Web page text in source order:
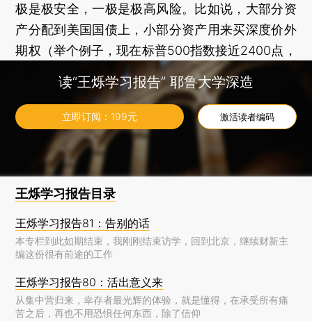
极是极安全，一极是极高风险。比如说，大部分资
产分配到美国国债上，小部分资产用来买深度价外
期权（举个例子，现在标普500指数接近2400点，
买在标普指数1500点行权的看空期权就是深度价外
期权，因为概率极小，所以价格很低）。前者是这
个世界上公认的安全资产，后者接近于撞大运。极
安全与极不安全，一阴一阳。风险收益曲线的中间
部分全部放弃。
读“王烁学习报告” 耶鲁大学深造
立即订阅： 199元 激活读者编码
王烁学习报告目录
王烁学习报告81：告别的话
本专栏到此如期结束，我刚刚结束访学，回到北京，继续财新主
编这份很有前途的工作
王烁学习报告80：活出意义来
从集中营归来，幸存者最光辉的体验，就是懂得，在承受所有痛
苦之后，再也不用恐惧任何东西，除了信仰